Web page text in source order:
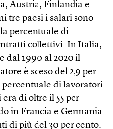
Austria, Finlandia e
tre paesi i salari sono
percentuale di
collettivi. In Italia,
dal 1990 al 2020 il
è sceso del 2,9 per
di lavoratori
di oltre il 55 per
in Francia e Germania
di più del 30 per cento.